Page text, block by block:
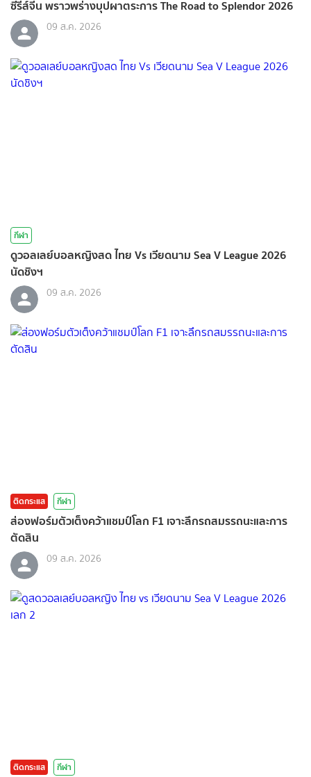
ซีรีส์จีน พราวพร่างบุปผาตระการ The Road to Splendor 2026
09 ส.ค. 2026
กีฬา
ดูวอลเลย์บอลหญิงสด ไทย Vs เวียดนาม Sea V League 2026
นัดชิงฯ
09 ส.ค. 2026
ติดกระแส กีฬา
ส่องฟอร์มตัวเต็งคว้าแชมป์โลก F1 เจาะลึกรถสมรรถนะและการ
ตัดสิน
09 ส.ค. 2026
ติดกระแส กีฬา